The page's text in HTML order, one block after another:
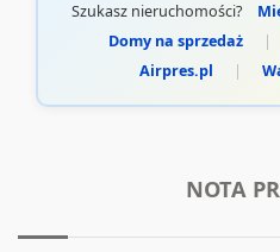
Szukasz nieruchomości?
Domy na sprzedaż
Airpres.pl
NOTA